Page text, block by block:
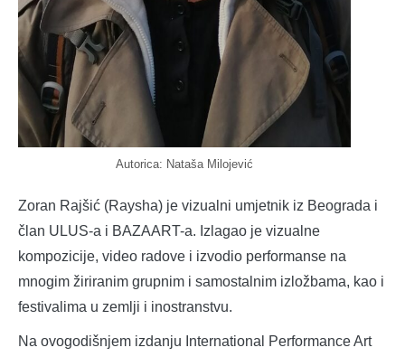
Autorica: Nataša Milojević
Zoran Rajšić (Raysha) je vizualni umjetnik iz Beograda i
član ULUS-a i BAZAART-a. Izlagao je vizualne
kompozicije, video radove i izvodio performanse na
mnogim žiriranim grupnim i samostalnim izložbama, kao i
festivalima u zemlji i inostranstvu.
Na ovogodišnjem izdanju International Performance Art